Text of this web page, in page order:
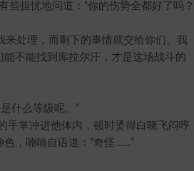
担忧地问道：“你的伤势全都好了吗？
处理，而剩下的事情就交给你们。我
不能找到库拉尔汗，才是这场战斗的
什么等级呢。”
掌冲进他体内，顿时烫得白晓飞闷哼
，喃喃自语道：“奇怪……”